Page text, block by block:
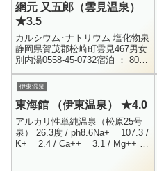
網元 又五郎（雲見温泉）
★3.5
カルシウム･ナトリウム 塩化物泉
静岡県賀茂郡松崎町雲見467男女
別内湯0558-45-0732宿泊 ： 8000
円 ～雲見の街、お土産屋等の裏
手にあります。手前に川が流れ
る路地のよ...
伊東温泉
東海館 （伊東温泉） ★4.0
アルカリ性単純温泉（松原25号
泉） 26.3度 / ph8.6Na+ = 107.3 /
K+ = 2.4 / Ca++ = 3.1 / Mg++ =